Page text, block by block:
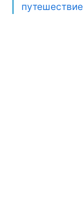
путешествие